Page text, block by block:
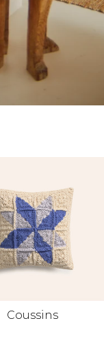
Coussins